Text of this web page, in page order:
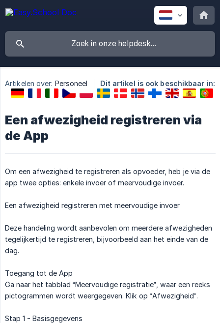
Artikelen over: Personeel Dit artikel is ook beschikbaar in:
Een afwezigheid registreren via
de App
Om een afwezigheid te registreren als opvoeder, heb je via de
app twee opties: enkele invoer of meervoudige invoer.
Een afwezigheid registreren met meervoudige invoer
Deze handeling wordt aanbevolen om meerdere afwezigheden
tegelijkertijd te registreren, bijvoorbeeld aan het einde van de
dag.
Toegang tot de App
Ga naar het tabblad “Meervoudige registratie”, waar een reeks
pictogrammen wordt weergegeven. Klik op “Afwezigheid”.
Stap 1 - Basisgegevens